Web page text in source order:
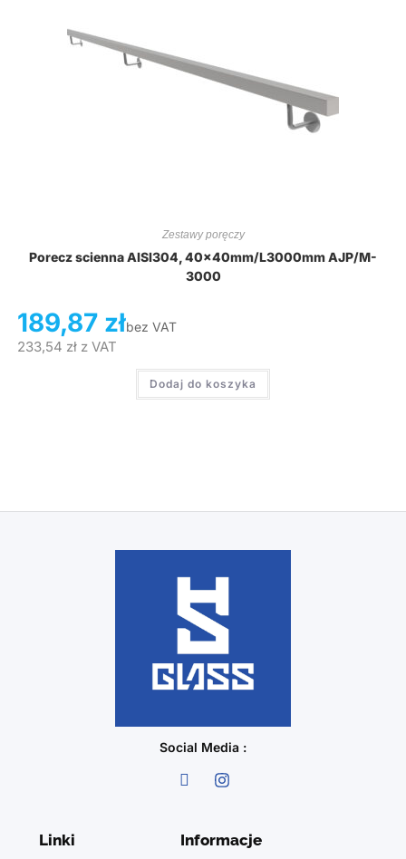
Zestawy poręczy
Porecz scienna AISI304, 40x40mm/L3000mm AJP/M-
3000
189,87 złbez VAT
233,54 złz VAT
Dodaj do koszyka
Social Media :
Linki Informacje